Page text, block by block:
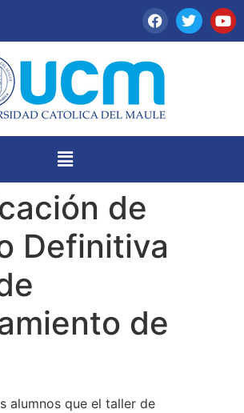
de
Definitiva
de
alumnos que el taller de